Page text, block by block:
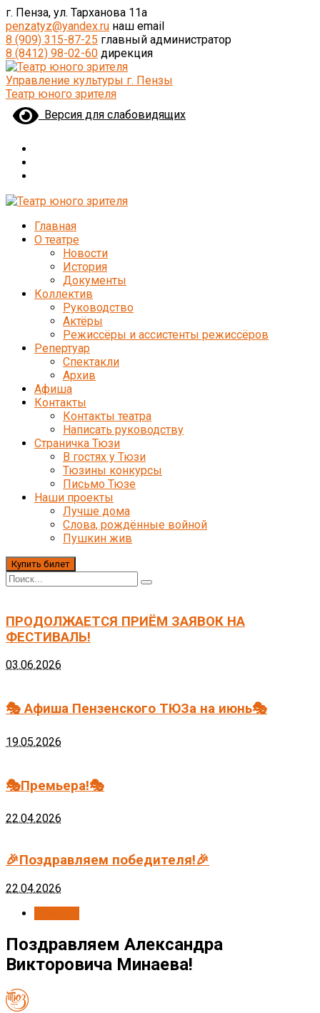
г. Пенза, ул. Тарханова 11а
penzatyz@yandex.ru наш email
8 (909) 315-87-25 главный администратор
8 (8412) 98-02-60 дирекция
Управление культуры г. Пензы
Театр юного зрителя
Версия для слабовидящих
Главная
О театре
Новости
История
Документы
Коллектив
Руководство
Актёры
Режиссёры и ассистенты режиссёров
Репертуар
Спектакли
Архив
Афиша
Контакты
Контакты театра
Написать руководству
Страничка Тюзи
В гостях у Тюзи
Тюзины конкурсы
Письмо Тюзе
Наши проекты
Лучше дома
Слова, рождённые войной
Пушкин жив
Купить билет
ПРОДОЛЖАЕТСЯ ПРИЁМ ЗАЯВОК НА
ФЕСТИВАЛЬ!
03.06.2026
🎭 Афиша Пензенского ТЮЗа на июнь🎭
19.05.2026
🎭Премьера!🎭
22.04.2026
🎉Поздравляем победителя!🎉
22.04.2026
Поздравляем Александра
Викторовича Минаева!